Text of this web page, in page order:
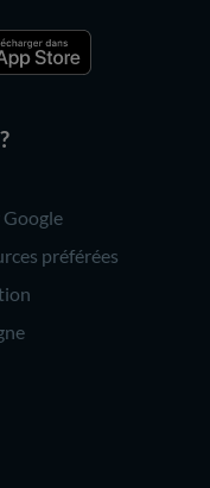
préférées